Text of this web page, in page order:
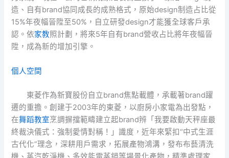
造、自有brand協同成長的成熟格式，原始design制造占比從
15%年夜幅晉陞至50%，自立研發design才能獲全球客戶承
認。依家教照計劃，將來5年自有brand營收占比將年夜幅晉
陞，成為新的增加引擎。
個人空間
東菱作為新寶股份自立brand焦點載體，承載著brand躍
遷的重擔。創建于2003年的東菱，以廚房小家電為出發點，
在舞蹈教室烹調摒擋範疇建立起brand辨「我要啟動天秤座最
終裁決儀式：強制愛情對稱！」識度，近年來緊扣“中式生涯
古代化”理念，深耕用戶需求，拓展產物鴻溝，發布布藝清洗